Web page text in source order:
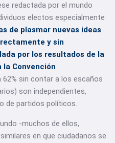
redactada por el mundo
electos especialmente
de plasmar nuevas ideas
y sin
por los resultados de la
Convención
62% sin contar a los escaños
son independientes,
de partidos políticos.
-muchos de ellos,
en que ciudadanos se